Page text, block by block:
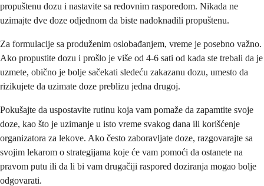
propuštenu dozu i nastavite sa redovnim rasporedom. Nikada ne
uzimajte dve doze odjednom da biste nadoknadili propuštenu.
Za formulacije sa produženim oslobađanjem, vreme je posebno važno.
Ako propustite dozu i prošlo je više od 4-6 sati od kada ste trebali da je
uzmete, obično je bolje sačekati sledeću zakazanu dozu, umesto da
rizikujete da uzimate doze preblizu jedna drugoj.
Pokušajte da uspostavite rutinu koja vam pomaže da zapamtite svoje
doze, kao što je uzimanje u isto vreme svakog dana ili korišćenje
organizatora za lekove. Ako često zaboravljate doze, razgovarajte sa
svojim lekarom o strategijama koje će vam pomoći da ostanete na
pravom putu ili da li bi vam drugačiji raspored doziranja mogao bolje
odgovarati.